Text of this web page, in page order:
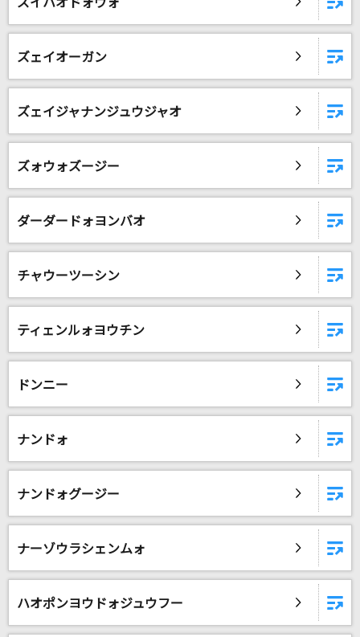
ズェイオーガン
ズェイジャナンジュウジャオ
ズォウォズージー
ダーダードォヨンバオ
チャウーツーシン
ティェンルォヨウチン
ドンニー
ナンドォ
ナンドォグージー
ナーゾウラシェンムォ
ハオポンヨウドォジュウフー